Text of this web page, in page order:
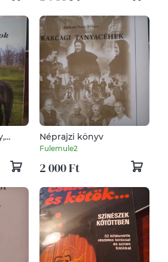
Néprajzi könyv
Fulemule2
2 000 Ft